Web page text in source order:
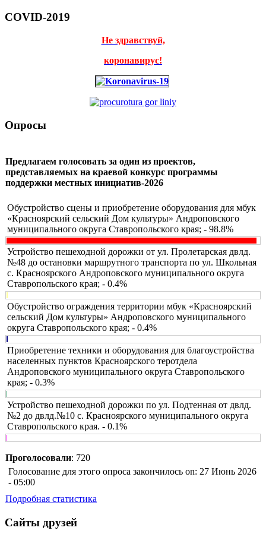
COVID-2019
Не здравствуй,
коронавирус!
Опросы
Предлагаем голосовать за один из проектов,
представляемых на краевой конкурс программы
поддержки местных инициатив-2026
Обустройство сцены и приобретение оборудования для мбук
«Красноярский сельский Дом культуры» Андроповского
муниципального округа Ставропольского края; - 98.8%
Устройство пешеходной дорожки от ул. Пролетарская двлд.
№48 до остановки маршрутного транспорта по ул. Школьная
с. Красноярского Андроповского муниципального округа
Ставропольского края; - 0.4%
Обустройство ограждения территории мбук «Красноярский
сельский Дом культуры» Андроповского муниципального
округа Ставропольского края; - 0.4%
Приобретение техники и оборудования для благоустройства
населенных пунктов Красноярского теротдела
Андроповского муниципального округа Ставропольского
края; - 0.3%
Устройство пешеходной дорожки по ул. Подтенная от двлд.
№2 до двлд.№10 с. Красноярского муниципального округа
Ставропольского края. - 0.1%
Проголосовали: 720
Голосование для этого опроса закончилось on: 27 Июнь 2026
- 05:00
Подробная статистика
Сайты друзей